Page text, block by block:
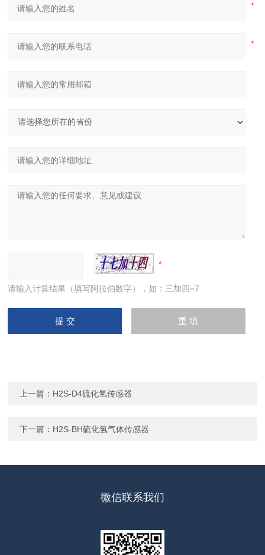
请输入计算结果（填写阿拉伯数字），如：三加四=7
上一篇： H2S-D4硫化氢传感器
下一篇： H2S-BH硫化氢气体传感器
微信联系我们